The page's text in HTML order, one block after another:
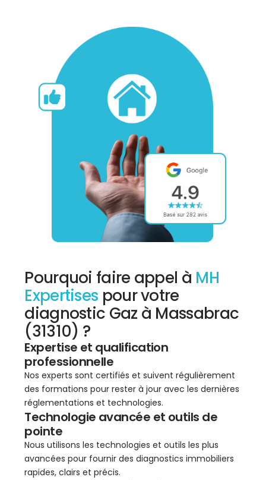
Pourquoi faire appel à MH
Expertises pour votre
diagnostic Gaz à Massabrac
(31310) ?
Expertise et qualification
professionnelle
Nos experts sont certifiés et suivent régulièrement
des formations pour rester à jour avec les dernières
réglementations et technologies.
Technologie avancée et outils de
pointe
Nous utilisons les technologies et outils les plus
avancées pour fournir des diagnostics immobiliers
rapides, clairs et précis.